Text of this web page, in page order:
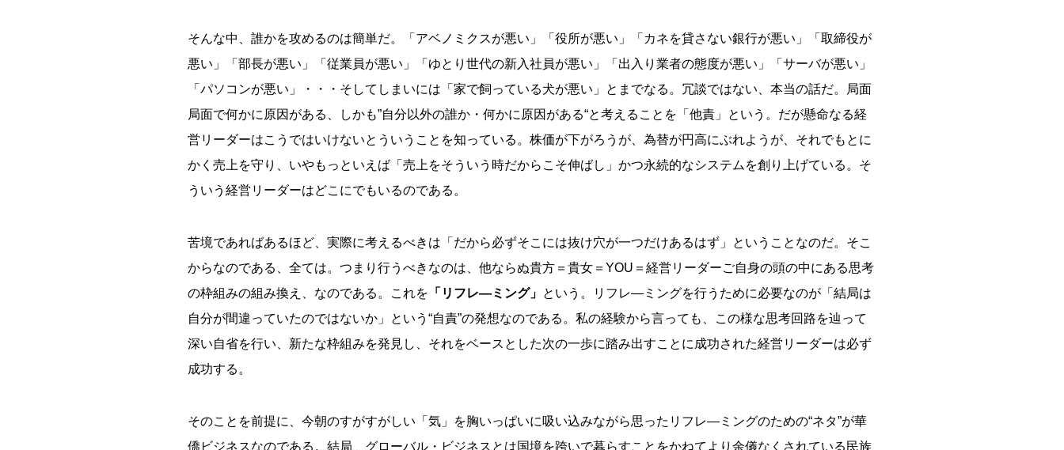
そんな中、誰かを攻めるのは簡単だ。「アベノミクスが悪い」「役所が悪い」「カネを貸さない銀行が悪い」「取締役が
悪い」「部長が悪い」「従業員が悪い」「ゆとり世代の新入社員が悪い」「出入り業者の態度が悪い」「サーバが悪い」
「パソコンが悪い」・・・そしてしまいには「家で飼っている犬が悪い」とまでなる。冗談ではない、本当の話だ。局面
局面で何かに原因がある、しかも”自分以外の誰か・何かに原因がある“と考えることを「他責」という。だが懸命なる経
営リーダーはこうではいけないとういうことを知っている。株価が下がろうが、為替が円高にぶれようが、それでもとに
かく売上を守り、いやもっといえば「売上をそういう時だからこそ伸ばし」かつ永続的なシステムを創り上げている。そ
ういう経営リーダーはどこにでもいるのである。
苦境であればあるほど、実際に考えるべきは「だから必ずそこには抜け穴が一つだけあるはず」ということなのだ。そこ
からなのである、全ては。つまり行うべきなのは、他ならぬ貴方＝貴女＝YOU＝経営リーダーご自身の頭の中にある思考
の枠組みの組み換え、なのである。これを 「リフレ―ミング」 という。リフレ―ミングを行うために必要なのが「結局は
自分が間違っていたのではないか」という“自責”の発想なのである。私の経験から言っても、この様な思考回路を辿って
深い自省を行い、新たな枠組みを発見し、それをベースとした次の一歩に踏み出すことに成功された経営リーダーは必ず
成功する。
そのことを前提に、今朝のすがすがしい「気」を胸いっぱいに吸い込みながら思ったリフレ―ミングのための“ネタ”が華
僑ビジネスなのである。結局、グローバル・ビジネスとは国境を跨いで暮らすことをかねてより余儀なくされている民族